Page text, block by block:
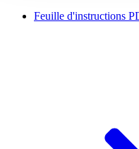
Feuille d'instructions